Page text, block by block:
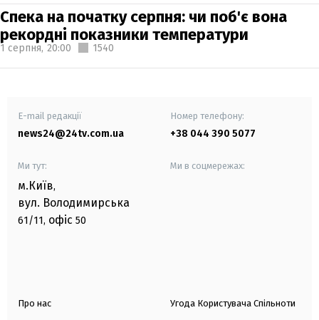
Спека на початку серпня: чи поб'є вона
рекордні показники температури
1 серпня, 20:00 1540
E-mail редакції
news24@24tv.com.ua
Номер телефону:
+38 044 390 5077
Ми тут:
м.Київ,
вул. Володимирська
61/11, офіс 50
Ми в соцмережах:
Про нас Угода Користувача Спільноти